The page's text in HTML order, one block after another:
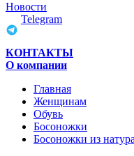
Новости
Telegram
КОНТАКТЫ
О компании
Главная
Женщинам
Обувь
Босоножки
Босоножки из